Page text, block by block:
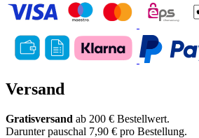
Versand
Gratisversand ab 200 € Bestellwert.
Darunter pauschal 7,90 € pro Bestellung.